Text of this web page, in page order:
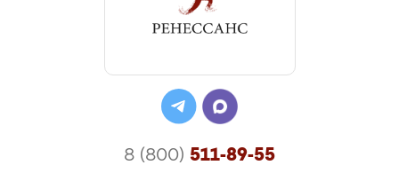
8 (800) 511-89-55